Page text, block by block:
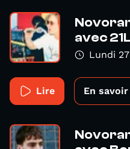
avec
Lundi
Lire En